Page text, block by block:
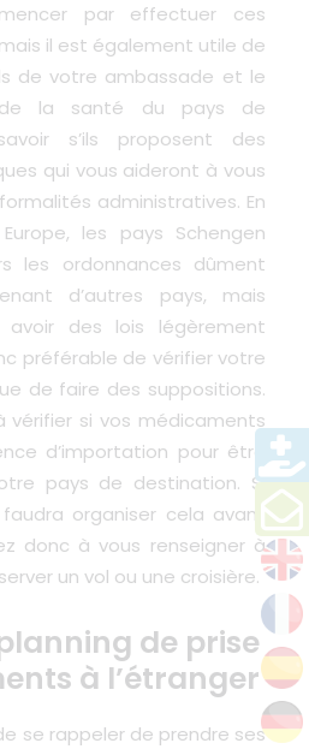
par effectuer ces
il est également utile de
de votre ambassade et le
la santé du pays de
s’ils proposent des
qui vous aideront à vous
administratives. En
les pays Schengen
les ordonnances dûment
d’autres pays, mais
des lois légèrement
préférable de vérifier votre
de faire des suppositions.
vérifier si vos médicaments
d’importation pour être
pays de destination. Si
organiser cela avant
donc à vous renseigner à
un vol ou une croisière.
de prise
à l’étranger
se rappeler de prendre ses